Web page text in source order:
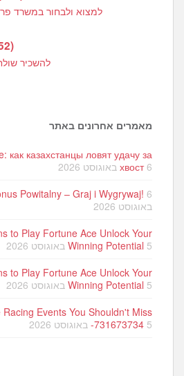
למצוא ולבחור במשרד
)
להשכיר
מאמרים אחרונים באתר
как казахстанцы ловят удачу за
хвост 6 באוגוסט 2026
Powitalny – Graj i Wygrywaj! 6
באוגוסט 2026
to Play Fortune Ace Unlock Your
Winning Potential 5 באוגוסט 2026
to Play Fortune Ace Unlock Your
Winning Potential 5 באוגוסט 2026
Racing Events You Shouldn't Miss
-731673734 5 באוגוסט 2026